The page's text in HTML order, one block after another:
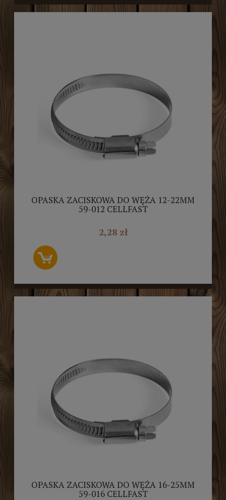
OPASKA ZACISKOWA DO WĘŻA 12-22MM
59-012 CELLFAST
2,28 zł
OPASKA ZACISKOWA DO WĘŻA 16-25MM
59-016 CELLFAST